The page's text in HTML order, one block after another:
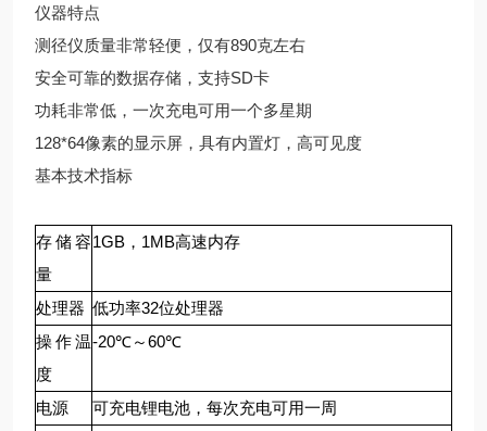
仪器特点
测径仪质量非常轻便，仅有890克左右
安全可靠的数据存储，支持SD卡
功耗非常低，一次充电可用一个多星期
128*64像素的显示屏，具有内置灯，高可见度
基本技术指标
存储容
量
1GB，1MB高速内存
处理器 低功率32位处理器
操作温
度
-20℃～60℃
电源
可充电锂电池，每次充电可用一周